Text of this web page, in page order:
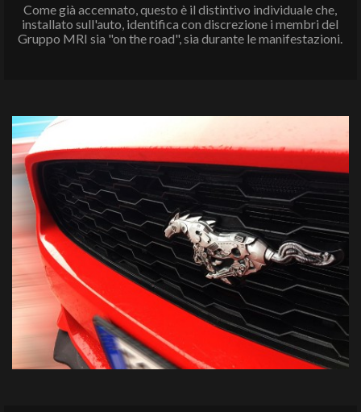
Come già accennato, questo è il distintivo individualeche,
installato sull'auto, identifica con discrezione i membri del
Gruppo MRI sia "on the road", sia durante le manifestazioni